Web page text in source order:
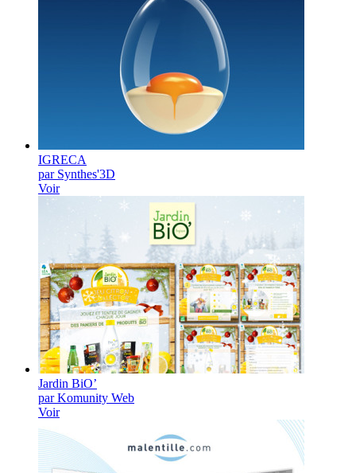
IGRECA
par Synthes'3D
Voir
Jardin BiO’
par Komunity Web
Voir